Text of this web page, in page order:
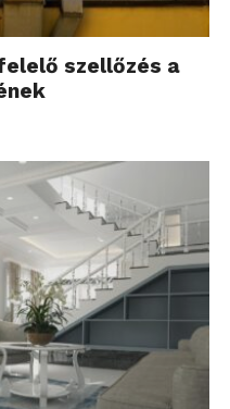
szellőzés a